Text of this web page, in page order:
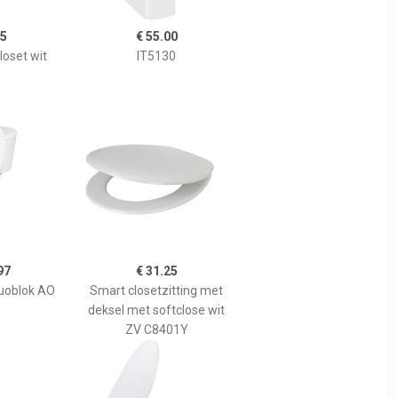
wit
€ 55.00
IT5130
AO
€ 31.25
Smart closetzitting met
deksel met softclose wit
ZV C8401Y